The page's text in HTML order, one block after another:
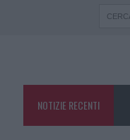
NOTIZIE RECENTI